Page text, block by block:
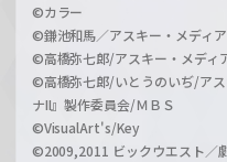
©カラー
©鎌池和馬／アスキー・メディ
©高橋弥七郎/アスキー・メディ
©高橋弥七郎/いとうのいぢ/ア
ナII』製作委員会/ＭＢＳ
©VisualArt's/Key
©2009,2011 ビックウエスト／